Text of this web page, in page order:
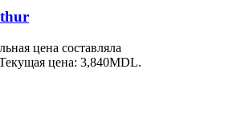
цена составляла
цена: 3,840MDL.